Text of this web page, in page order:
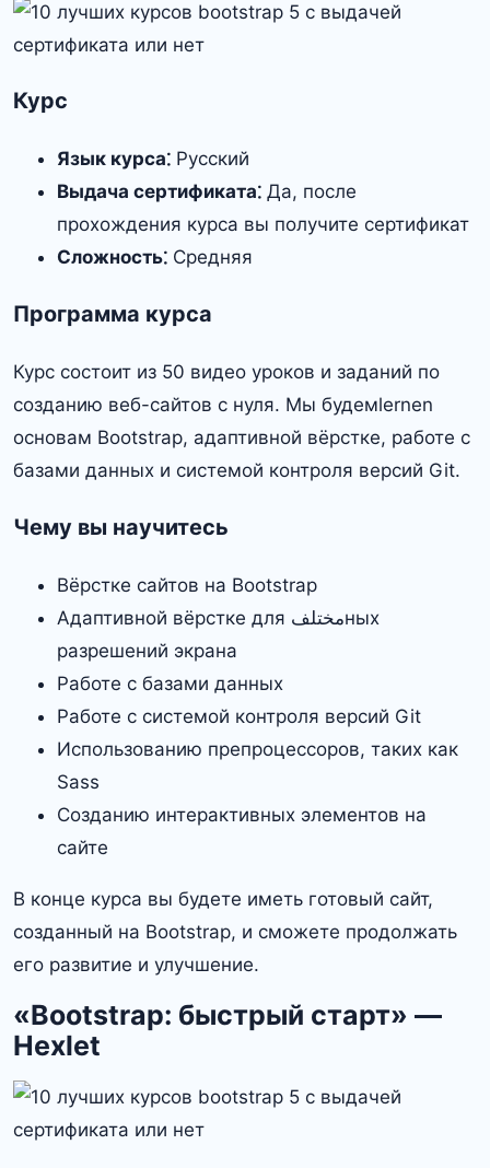
Курс
Язык курса⁚ Русский
Выдача сертификата⁚ Да, после
прохождения курса вы получите сертификат
Сложность⁚ Средняя
Программа курса
Курс состоит из 50 видео уроков и заданий по
созданию веб-сайтов с нуля. Мы будемlernen
основам Bootstrap, адаптивной вёрстке, работе с
базами данных и системой контроля версий Git.
Чему вы научитесь
Вёрстке сайтов на Bootstrap
Адаптивной вёрстке для مختلفных
разрешений экрана
Работе с базами данных
Работе с системой контроля версий Git
Использованию препроцессоров, таких как
Sass
Созданию интерактивных элементов на
сайте
В конце курса вы будете иметь готовый сайт,
созданный на Bootstrap, и сможете продолжать
его развитие и улучшение.
«Bootstrap: быстрый старт» —
Hexlet